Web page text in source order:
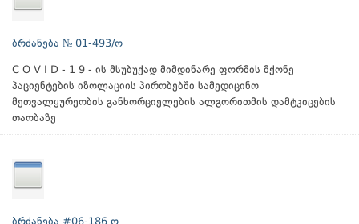
ბრძანება № 01-493/ო
C O V I D - 1 9 - ის მსუბუქად მიმდინარე ფორმის მქონე
პაციენტების იზოლაციის პირობებში სამედიცინო
მეთვალყურეობის განხორციელების ალგორითმის დამტკიცების
თაობაზე
ბრძანება #06-186 ო